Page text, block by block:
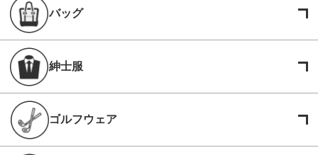
バッグ
紳士服
ゴルフウェア